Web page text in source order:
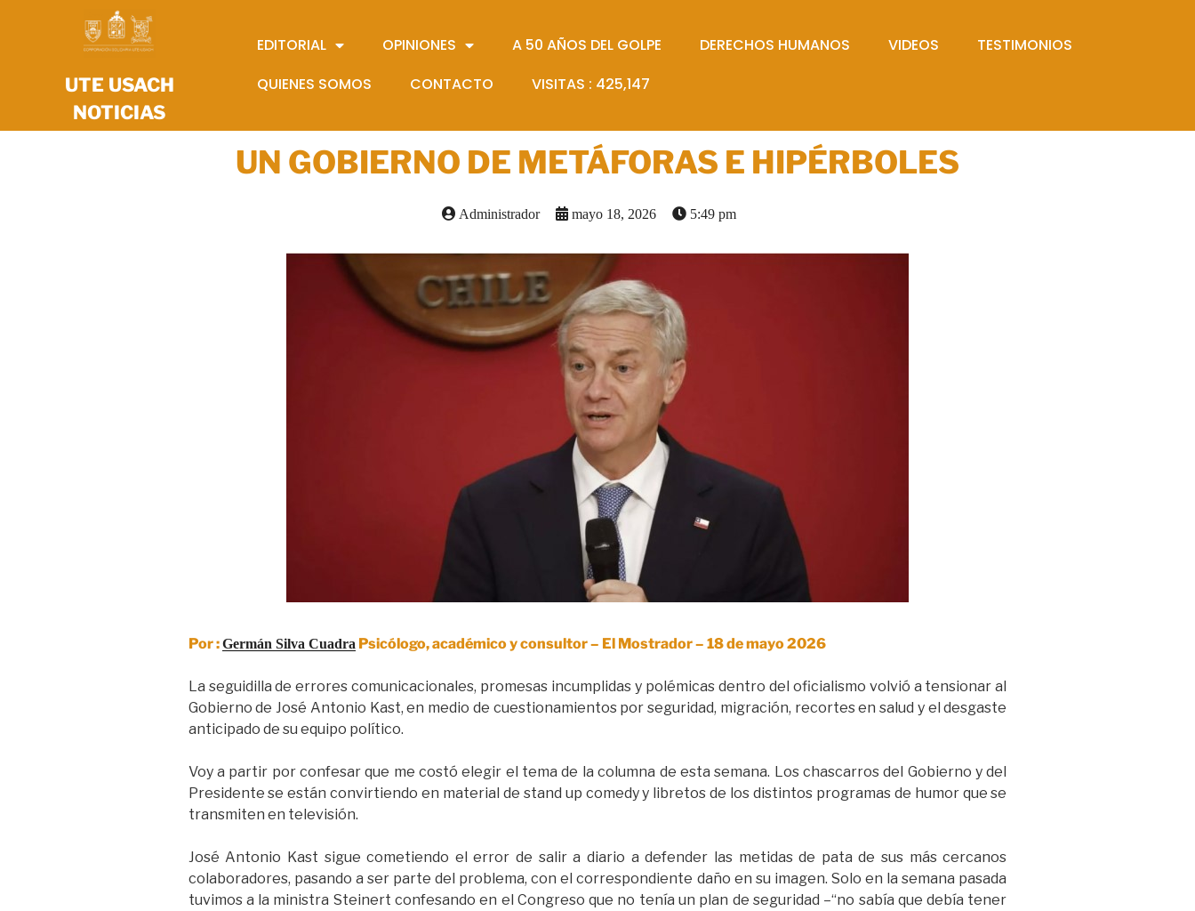
UTE USACH
NOTICIAS
EDITORIAL OPINIONES A 50 AÑOS DEL GOLPE DERECHOS HUMANOS VIDEOS
TESTIMONIOS
QUIENES SOMOS
CONTACTO VISITAS : 425,147
UN GOBIERNO DE METÁFORAS E HIPÉRBOLES
Administrador mayo 18, 2026 5:49 pm
Por :Germán Silva CuadraPsicólogo, académico y consultor – El Mostrador – 18 de mayo 2026
La seguidilla de errores comunicacionales, promesas incumplidas y polémicas dentro del oficialismo volvió a tensionar al
Gobierno de José Antonio Kast, en medio de cuestionamientos por seguridad, migración, recortes en salud y el desgaste
anticipado de su equipo político.
Voy a partir por confesar que me costó elegir el tema de la columna de esta semana. Los chascarros del Gobierno y del
Presidente se están convirtiendo en material de stand up comedy y libretos de los distintos programas de humor que se
transmiten en televisión.
José Antonio Kast sigue cometiendo el error de salir a diario a defender las metidas de pata de sus más cercanos
colaboradores, pasando a ser parte del problema, con el correspondiente daño en su imagen. Solo en la semana pasada
tuvimos a la ministra Steinert confesando en el Congreso que no tenía un plan de seguridad –“no sabía que debía tener